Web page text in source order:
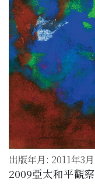
出版年月: 2011年3月
2009亞太和平觀察